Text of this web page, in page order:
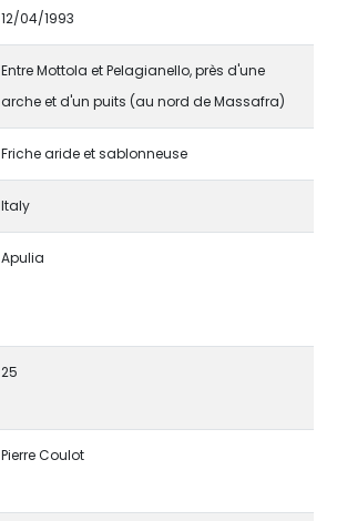
12/04/1993
Entre Mottola et Pelagianello, près d'une
arche et d'un puits (au nord de Massafra)
Friche aride et sablonneuse
Italy
Apulia
25
Pierre Coulot